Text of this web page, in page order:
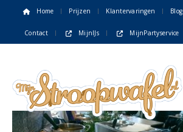
Home Prijzen Klantervaringen Blog
Contact MijnIJs MijnPartyservice